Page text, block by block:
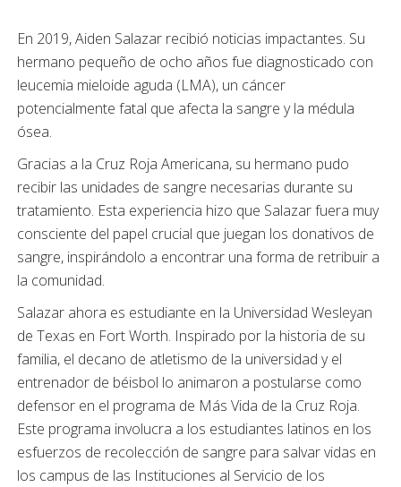
En 2019, Aiden Salazar recibió noticias impactantes. Su
hermano pequeño de ocho años fue diagnosticado con
leucemia mieloide aguda (LMA), un cáncer
potencialmente fatal que afecta la sangre y la médula
ósea.
Gracias a la Cruz Roja Americana, su hermano pudo
recibir las unidades de sangre necesarias durante su
tratamiento. Esta experiencia hizo que Salazar fuera muy
consciente del papel crucial que juegan los donativos de
sangre, inspirándolo a encontrar una forma de retribuir a
la comunidad.
Salazar ahora es estudiante en la Universidad Wesleyan
de Texas en Fort Worth. Inspirado por la historia de su
familia, el decano de atletismo de la universidad y el
entrenador de béisbol lo animaron a postularse como
defensor en el programa de Más Vida de la Cruz Roja.
Este programa involucra a los estudiantes latinos en los
esfuerzos de recolección de sangre para salvar vidas en
los campus de las Instituciones al Servicio de los